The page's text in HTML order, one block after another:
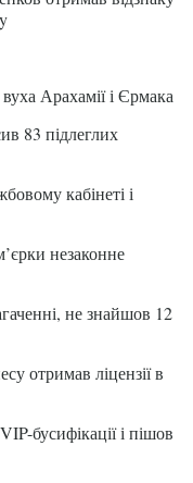
Арахамії і Єрмака
83 підлеглих
кабінеті і
незаконне
не знайшов 12
отримав ліцензії в
бусифікації і пішов